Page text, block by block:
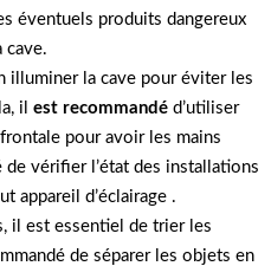
éventuels produits dangereux
cave.
illuminer la cave pour éviter les
il est recommandé d’utiliser
pour avoir les mains
vérifier l’état des installations
appareil d’éclairage .
il est essentiel de trier les
de séparer les objets en